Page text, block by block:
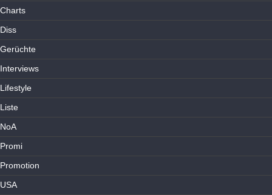
Charts
Diss
Gerüchte
Interviews
Lifestyle
Liste
NoA
Promi
Promotion
USA